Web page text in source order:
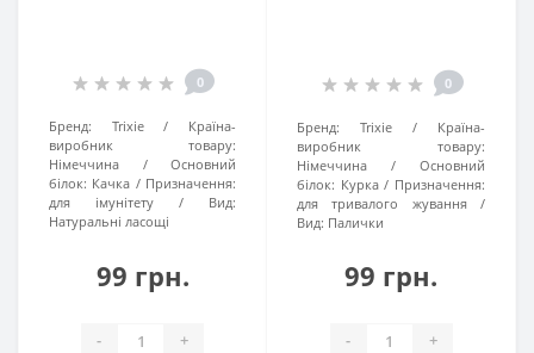
0
Бренд: Trixie
Країна-
виробник товару:
Німеччина
Основний
білок: Качка
Призначення:
для імунітету
Вид:
Натуральні ласощі
99 грн.
- +
0
Бренд: Trixie
Країна-
виробник товару:
Німеччина
Основний
білок: Курка
Призначення:
для тривалого жування
Вид: Палички
99 грн.
- +